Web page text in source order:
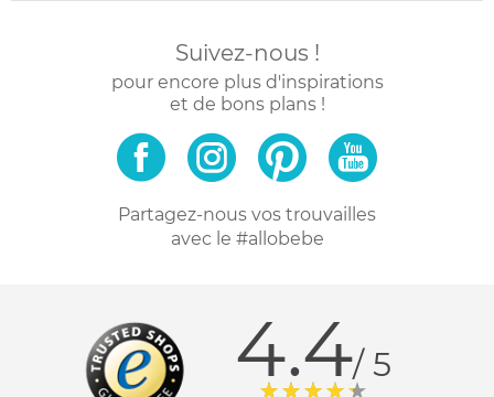
Suivez-nous !
pour encore plus d'inspirations
et de bons plans !
Partagez-nous vos trouvailles
avec le #allobebe
4.4/ 5